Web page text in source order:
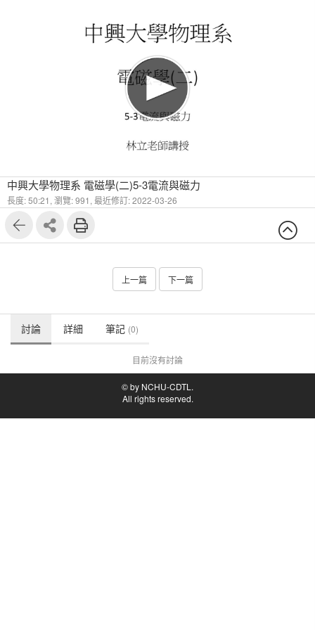
中興大學物理系 電磁學(二)5-3電流與磁力
長度: 50:21, 瀏覽: 991, 最近修訂: 2022-03-26
上一篇 下一篇
討論 詳細 筆記 (0)
目前沒有討論
© by NCHU-CDTL.
All rights reserved.